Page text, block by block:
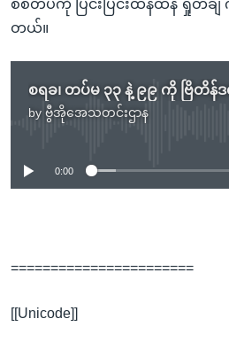
စစ်တပ်ကို ပြင်းပြင်းထန်ထန် ရှုတ်ချ
တယ်။
စရခ၊ တပ်မ ၃၃ နဲ့ ၉၉ ကို ဗြိတိန်
by ဗွီအိုအေသတင်းဌာန
No media source
0:00
=======================
[[Unicode]]